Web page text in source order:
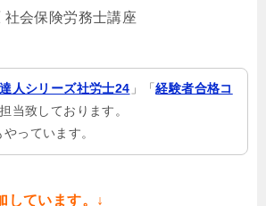
会保険労務士講座
人シリーズ社労士24 」「経験者合格コ
当致しております。
やっています。
しています。↓